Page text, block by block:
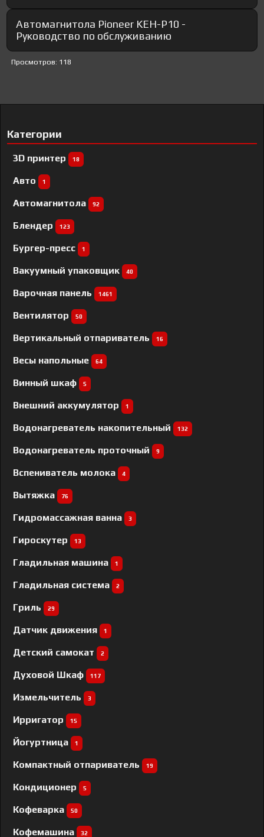
Автомагнитола Pioneer KEH-P10 -
Руководство по обслуживанию
Просмотров: 118
Категории
3D принтер 18
Авто 1
Автомагнитола 92
Блендер 123
Бургер-пресс 1
Вакуумный упаковщик 40
Варочная панель 1461
Вентилятор 50
Вертикальный отпариватель 16
Весы напольные 64
Винный шкаф 5
Внешний аккумулятор 1
Водонагреватель накопительный 132
Водонагреватель проточный 9
Вспениватель молока 4
Вытяжка 76
Гидромассажная ванна 3
Гироскутер 13
Гладильная машина 1
Гладильная система 2
Гриль 29
Датчик движения 1
Детский самокат 2
Духовой Шкаф 117
Измельчитель 3
Ирригатор 15
Йогуртница 1
Компактный отпариватель 19
Кондиционер 5
Кофеварка 50
Кофемашина 32